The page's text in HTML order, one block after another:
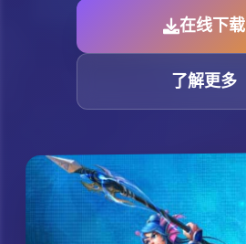
在线下载
了解更多